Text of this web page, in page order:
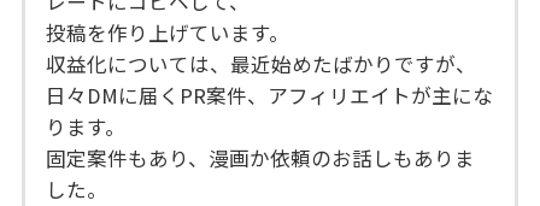
投稿を作り上げています。
収益化については、最近始めたばかりですが、
日々DMに届くPR案件、アフィリエイトが主にな
ります。
固定案件もあり、漫画か依頼のお話しもありま
した。